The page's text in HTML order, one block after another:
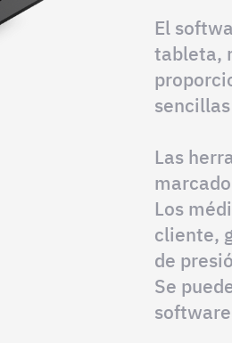
El
tableta,
Las
Los
cliente,
de
Se